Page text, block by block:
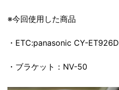
※今回使用した商品
・ETC:panasonic CY-ET926D
・ブラケット：NV-50